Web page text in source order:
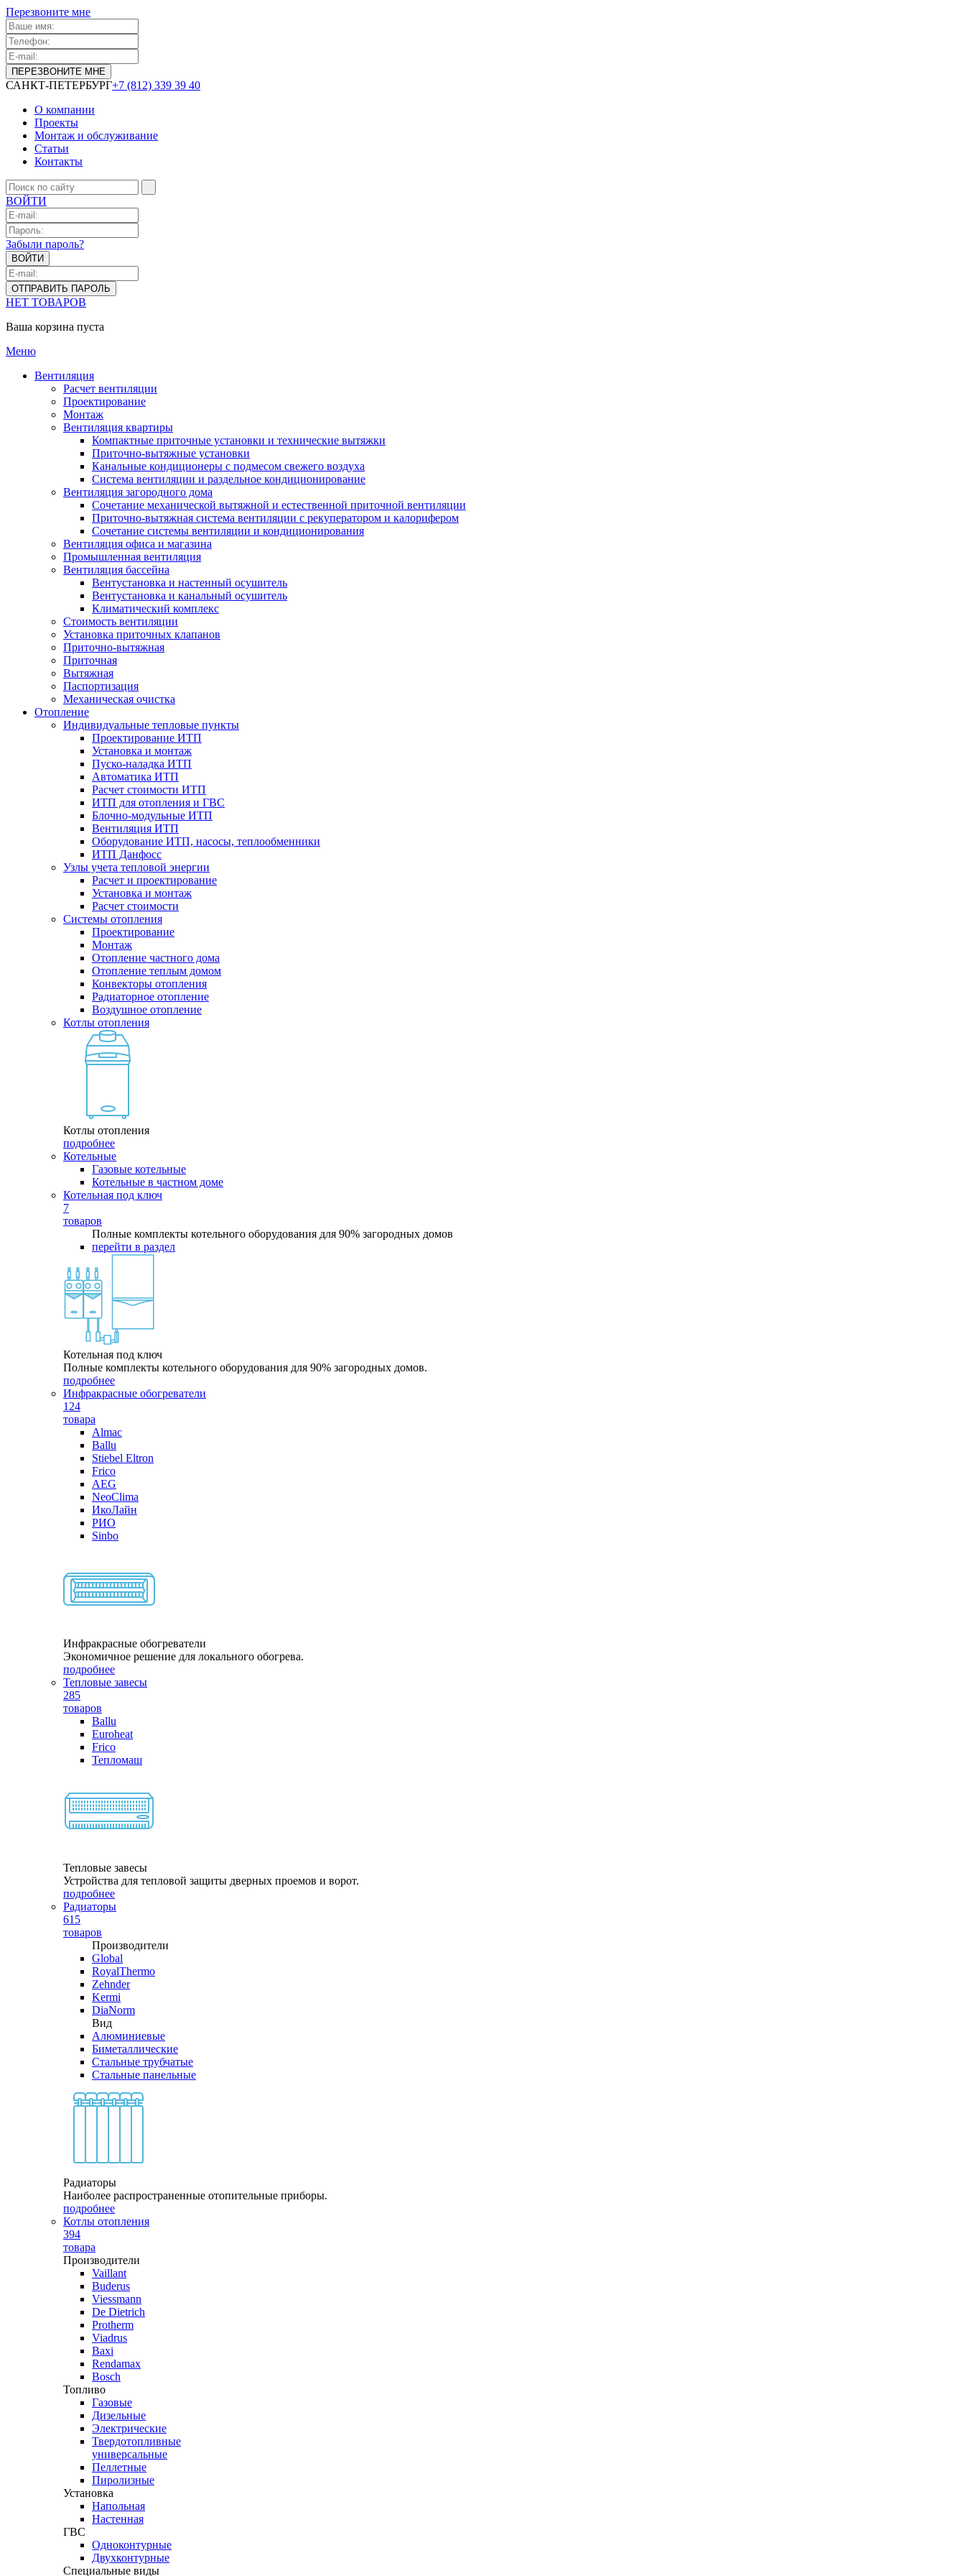
Перезвоните мне
САНКТ-ПЕТЕРБУРГ+7 (812) 339 39 40
О компании
Проекты
Монтаж и обслуживание
Статьи
Контакты
ВОЙТИ
Забыли пароль?
НЕТ ТОВАРОВ
Ваша корзина пуста
Меню
Вентиляция
Расчет вентиляции
Проектирование
Монтаж
Вентиляция квартиры
Компактные приточные установки и технические вытяжки
Приточно-вытяжные установки
Канальные кондиционеры с подмесом свежего воздуха
Cистема вентиляции и раздельное кондиционирование
Вентиляция загородного дома
Сочетание механической вытяжной и естественной приточной вентиляции
Приточно-вытяжная система вентиляции с рекуператором и калорифером
Сочетание системы вентиляции и кондиционирования
Вентиляция офиса и магазина
Промышленная вентиляция
Вентиляция бассейна
Вентустановка и настенный осушитель
Вентустановка и канальный осушитель
Климатический комплекс
Стоимость вентиляции
Установка приточных клапанов
Приточно-вытяжная
Приточная
Вытяжная
Паспортизация
Механическая очистка
Отопление
Индивидуальные тепловые пункты
Проектирование ИТП
Установка и монтаж
Пуско-наладка ИТП
Автоматика ИТП
Расчет стоимости ИТП
ИТП для отопления и ГВС
Блочно-модульные ИТП
Вентиляция ИТП
Оборудование ИТП, насосы, теплообменники
ИТП Данфосс
Узлы учета тепловой энергии
Расчет и проектирование
Установка и монтаж
Расчет стоимости
Системы отопления
Проектирование
Монтаж
Отопление частного дома
Отопление теплым домом
Конвекторы отопления
Радиаторное отопление
Воздушное отопление
Котлы отопления
Котлы отопления
подробнее
Котельные
Газовые котельные
Котельные в частном доме
Котельная под ключ
7
товаров
Полные комплекты котельного оборудования для 90% загородных домов
перейти в раздел
Котельная под ключ
Полные комплекты котельного оборудования для 90% загородных домов.
подробнее
Инфракрасные обогреватели
124
товара
Almac
Ballu
Stiebel Eltron
Frico
AEG
NeoClima
ИкоЛайн
РИО
Sinbo
Инфракрасные обогреватели
Экономичное решение для локального обогрева.
подробнее
Тепловые завесы
285
товаров
Ballu
Euroheat
Frico
Тепломаш
Тепловые завесы
Устройства для тепловой защиты дверных проемов и ворот.
подробнее
Радиаторы
615
товаров
Производители
Global
RoyalThermo
Zehnder
Kermi
DiaNorm
Вид
Алюминиевые
Биметаллические
Стальные трубчатые
Стальные панельные
Радиаторы
Наиболее распространенные отопительные приборы.
подробнее
Котлы отопления
394
товара
Производители
Vaillant
Buderus
Viessmann
De Dietrich
Protherm
Viadrus
Baxi
Rendamax
Bosch
Топливо
Газовые
Дизельные
Электрические
Твердотопливные
универсальные
Пеллетные
Пиролизные
Установка
Напольная
Настенная
ГВС
Одноконтурные
Двухконтурные
Специальные виды